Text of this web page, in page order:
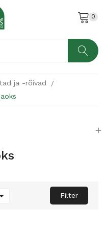
0
ja -rõivad

Filter